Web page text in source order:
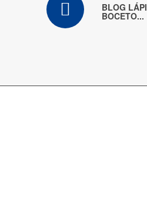
BLOG
BOCETO...